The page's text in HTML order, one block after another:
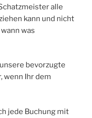
alle
kann und nicht
was
bevorzugte
wenn Ihr dem
jede Buchung mit